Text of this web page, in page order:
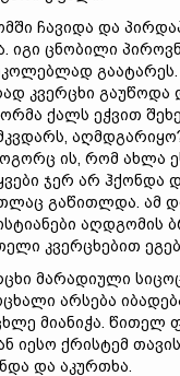
ჩავიდა და
იგი ცნობილი
გაატარეს.
კვერცხი გაუწოდა
ქალს ეჭვით
ის, რომ ახლა
ჯერ არ ჰქონდა
გაწითლდა. ამ
აღდგომის
კვერცხებით
მარადიული
არსება
მიანიჭა. წითელ
იესო ქრისტემ
და აკურთხა.